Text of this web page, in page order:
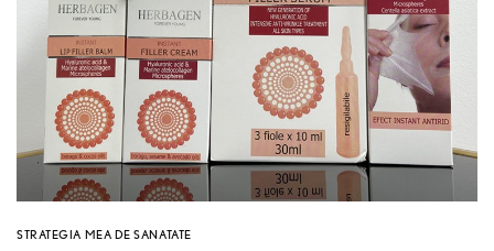
STRATEGIA MEA DE SANATATE